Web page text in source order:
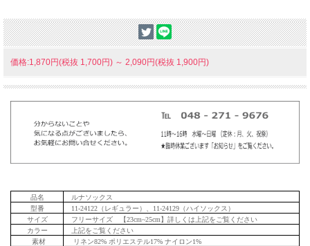
価格:1,870円(税抜 1,700円) ～ 2,090円(税抜 1,900円)
品名
ルナソックス
型番
11-24122（レギュラー）、11-24129（ハイソックス）
サイズ
フリーサイズ 【23cm~25cm】詳しくは上記をご覧ください
カラー
上記をご覧ください
素材
リネン82% ポリエステル17% ナイロン1%